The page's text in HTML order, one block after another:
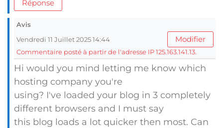
Réponse
Avis
Vendredi 11 Juillet 2025 14:44
Modifier
Commentaire posté à partir de l'adresse IP 125.163.141.13.
Hi would you mind letting me know which
hosting company you're
using? I've loaded your blog in 3 completely
different browsers and I must say
this blog loads a lot quicker then most. Can